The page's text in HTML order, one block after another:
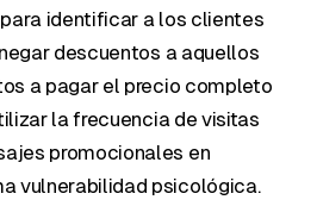
identificar a los clientes
descuentos a aquellos
a pagar el precio completo
la frecuencia de visitas
promocionales en
vulnerabilidad psicológica.